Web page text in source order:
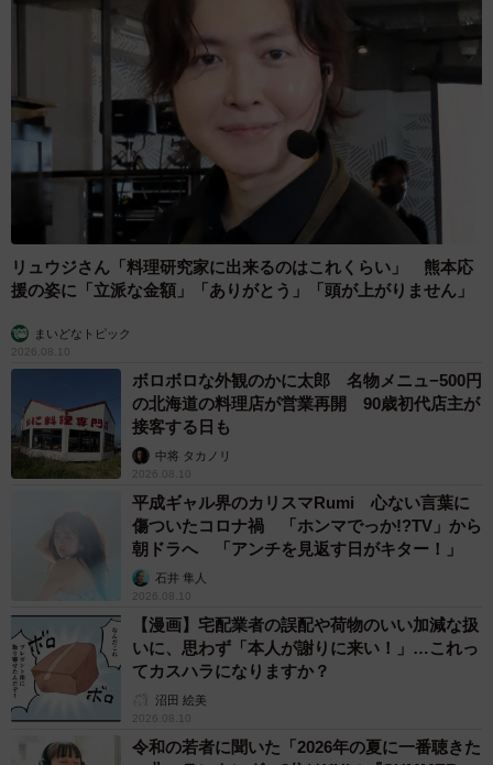
リュウジさん「料理研究家に出来るのはこれくらい」 熊本応
援の姿に「立派な金額」「ありがとう」「頭が上がりません」
まいどなトピック
2026.08.10
ボロボロな外観のかに太郎 名物メニュ−500円
の北海道の料理店が営業再開 90歳初代店主が
接客する日も
中将 タカノリ
2026.08.10
平成ギャル界のカリスマRumi 心ない言葉に
傷ついたコロナ禍 「ホンマでっか!?TV」から
朝ドラへ 「アンチを見返す日がキター！」
石井 隼人
2026.08.10
【漫画】宅配業者の誤配や荷物のいい加減な扱
いに、思わず「本人が謝りに来い！」…これっ
てカスハラになりますか？
沼田 絵美
2026.08.10
令和の若者に聞いた「2026年の夏に一番聴きた